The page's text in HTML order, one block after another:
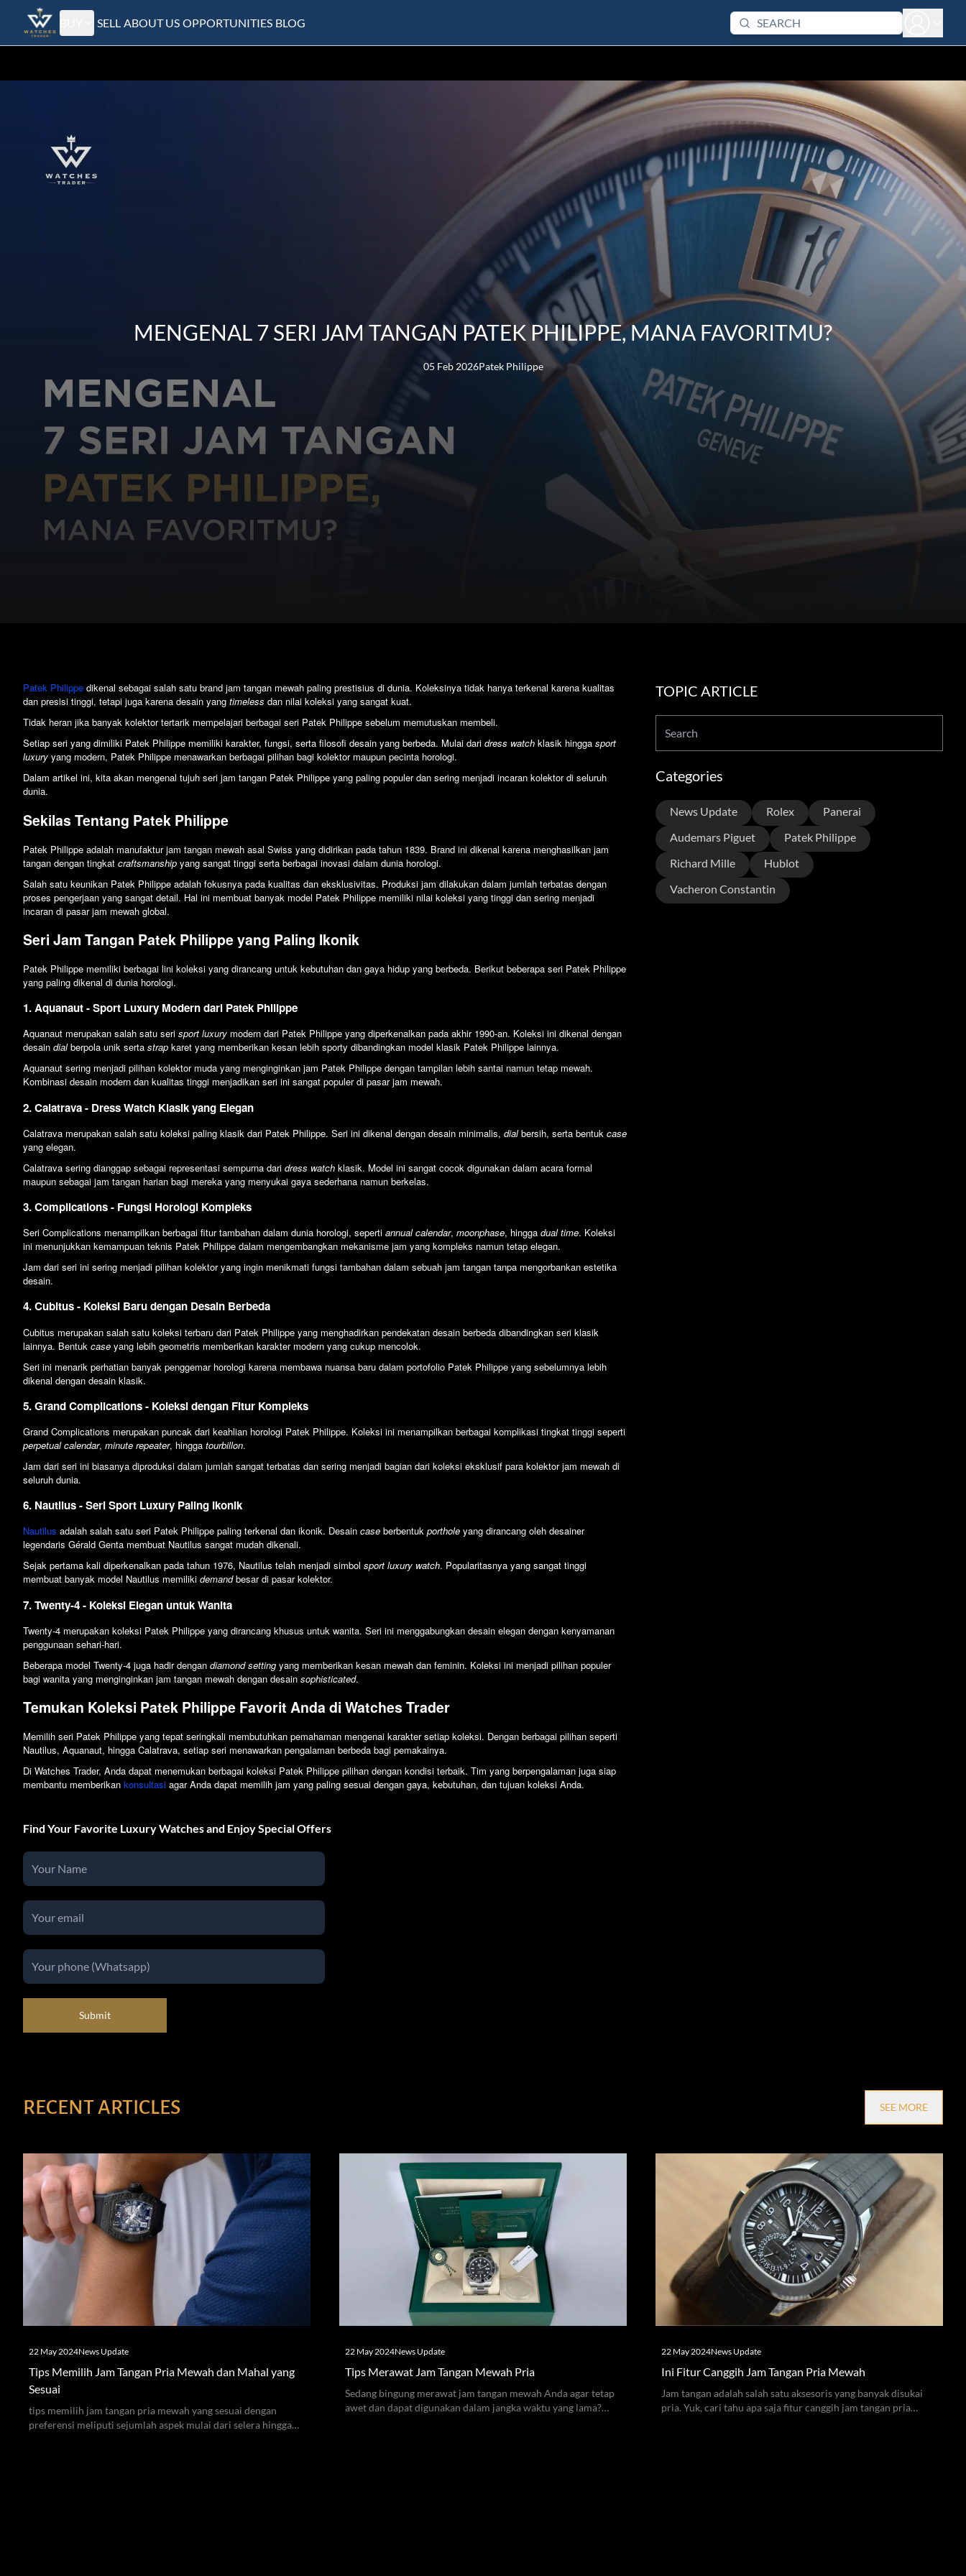
SELL ABOUT US OPPORTUNITIES BLOG
MENGENAL 7 SERI JAM TANGAN PATEK PHILIPPE, MANA FAVORITMU?
05 Feb 2026Patek Philippe
Patek Philippe dikenal sebagai salah satu brand jam tangan mewah paling prestisius di dunia. Koleksinya tidak hanya terkenal karena kualitas
dan presisi tinggi, tetapi juga karena desain yang timeless dan nilai koleksi yang sangat kuat.
Tidak heran jika banyak kolektor tertarik mempelajari berbagai seri Patek Philippe sebelum memutuskan membeli.
Setiap seri yang dimiliki Patek Philippe memiliki karakter, fungsi, serta filosofi desain yang berbeda. Mulai dari dress watch klasik hingga sport
luxury yang modern, Patek Philippe menawarkan berbagai pilihan bagi kolektor maupun pecinta horologi.
Dalam artikel ini, kita akan mengenal tujuh seri jam tangan Patek Philippe yang paling populer dan sering menjadi incaran kolektor di seluruh
dunia.
Sekilas Tentang Patek Philippe
Patek Philippe adalah manufaktur jam tangan mewah asal Swiss yang didirikan pada tahun 1839. Brand ini dikenal karena menghasilkan jam
tangan dengan tingkat craftsmanship yang sangat tinggi serta berbagai inovasi dalam dunia horologi.
Salah satu keunikan Patek Philippe adalah fokusnya pada kualitas dan eksklusivitas. Produksi jam dilakukan dalam jumlah terbatas dengan
proses pengerjaan yang sangat detail. Hal ini membuat banyak model Patek Philippe memiliki nilai koleksi yang tinggi dan sering menjadi
incaran di pasar jam mewah global.
Seri Jam Tangan Patek Philippe yang Paling Ikonik
Patek Philippe memiliki berbagai lini koleksi yang dirancang untuk kebutuhan dan gaya hidup yang berbeda. Berikut beberapa seri Patek Philippe
yang paling dikenal di dunia horologi.
1. Aquanaut - Sport Luxury Modern dari Patek Philippe
Aquanaut merupakan salah satu seri sport luxury modern dari Patek Philippe yang diperkenalkan pada akhir 1990-an. Koleksi ini dikenal dengan
desain dialberpola unik serta strap karet yang memberikan kesan lebih sporty dibandingkan model klasik Patek Philippe lainnya.
Aquanaut sering menjadi pilihan kolektor muda yang menginginkan jam Patek Philippe dengan tampilan lebih santai namun tetap mewah.
Kombinasi desain modern dan kualitas tinggi menjadikan seri ini sangat populer di pasar jam mewah.
2. Calatrava - Dress Watch Klasik yang Elegan
Calatrava merupakan salah satu koleksi paling klasik dari Patek Philippe. Seri ini dikenal dengan desain minimalis, dialbersih, serta bentuk case
yang elegan.
Calatrava sering dianggap sebagai representasi sempurna dari dress watch klasik. Model ini sangat cocok digunakan dalam acara formal
maupun sebagai jam tangan harian bagi mereka yang menyukai gaya sederhana namun berkelas.
3. Complications - Fungsi Horologi Kompleks
Seri Complications menampilkan berbagai fitur tambahan dalam dunia horologi, seperti annual calendar, moonphase, hingga dual time. Koleksi
ini menunjukkan kemampuan teknis Patek Philippe dalam mengembangkan mekanisme jam yang kompleks namun tetap elegan.
Jam dari seri ini sering menjadi pilihan kolektor yang ingin menikmati fungsi tambahan dalam sebuah jam tangan tanpa mengorbankan estetika
desain.
4. Cubitus - Koleksi Baru dengan Desain Berbeda
Cubitus merupakan salah satu koleksi terbaru dari Patek Philippe yang menghadirkan pendekatan desain berbeda dibandingkan seri klasik
lainnya. Bentuk case yang lebih geometris memberikan karakter modern yang cukup mencolok.
Seri ini menarik perhatian banyak penggemar horologi karena membawa nuansa baru dalam portofolio Patek Philippe yang sebelumnya lebih
dikenal dengan desain klasik.
5. Grand Complications - Koleksi dengan Fitur Kompleks
Grand Complications merupakan puncak dari keahlian horologi Patek Philippe. Koleksi ini menampilkan berbagai komplikasi tingkat tinggi seperti
perpetual calendar, minute repeater, hingga tourbillon.
Jam dari seri ini biasanya diproduksi dalam jumlah sangat terbatas dan sering menjadi bagian dari koleksi eksklusif para kolektor jam mewah di
seluruh dunia.
6. Nautilus - Seri Sport Luxury Paling Ikonik
Nautilus adalah salah satu seri Patek Philippe paling terkenal dan ikonik. Desain case berbentuk porthole yang dirancang oleh desainer
legendaris Gérald Genta membuat Nautilus sangat mudah dikenali.
Sejak pertama kali diperkenalkan pada tahun 1976, Nautilus telah menjadi simbol sport luxury watch. Popularitasnya yang sangat tinggi
membuat banyak model Nautilus memiliki demandbesar di pasar kolektor.
7. Twenty-4 - Koleksi Elegan untuk Wanita
Twenty-4 merupakan koleksi Patek Philippe yang dirancang khusus untuk wanita. Seri ini menggabungkan desain elegan dengan kenyamanan
penggunaan sehari-hari.
Beberapa model Twenty-4 juga hadir dengan diamond setting yang memberikan kesan mewah dan feminin. Koleksi ini menjadi pilihan populer
bagi wanita yang menginginkan jam tangan mewah dengan desain sophisticated.
Temukan Koleksi Patek Philippe Favorit Anda di Watches Trader
Memilih seri Patek Philippe yang tepat seringkali membutuhkan pemahaman mengenai karakter setiap koleksi. Dengan berbagai pilihan seperti
Nautilus, Aquanaut, hingga Calatrava, setiap seri menawarkan pengalaman berbeda bagi pemakainya.
Di Watches Trader, Anda dapat menemukan berbagai koleksi Patek Philippe pilihan dengan kondisi terbaik. Tim yang berpengalaman juga siap
membantu memberikan konsultasi agar Anda dapat memilih jam yang paling sesuai dengan gaya, kebutuhan, dan tujuan koleksi Anda.
Find Your Favorite Luxury Watches and Enjoy Special Offers
Submit
TOPIC ARTICLE
Categories
News Update Rolex
Panerai
Audemars Piguet
Patek Philippe
Richard Mille
Hublot
Vacheron Constantin
RECENT ARTICLES SEE MORE
22 May 2024News Update
Tips Memilih Jam Tangan Pria Mewah dan Mahal yang
Sesuai
tips memilih jam tangan pria mewah yang sesuai dengan
preferensi meliputi sejumlah aspek mulai dari selera hingga
22 May 2024News Update
Tips Merawat Jam Tangan Mewah Pria
Sedang bingung merawat jam tangan mewah Anda agar tetap
awet dan dapat digunakan dalam jangka waktu yang lama?
22 May 2024News Update
Ini Fitur Canggih Jam Tangan Pria Mewah
Jam tangan adalah salah satu aksesoris yang banyak disukai
pria. Yuk, cari tahu apa saja fitur canggih jam tangan pria